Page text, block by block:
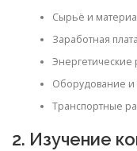
Сырьё и
Заработная
Энергетические
Оборудование и
Транспортные
2. Изучение